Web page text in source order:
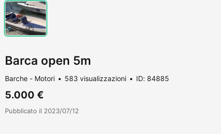
Barca open 5m
Barche - Motori 583 visualizzazioni ID: 84885
5.000 €
Pubblicato il 2023/07/12